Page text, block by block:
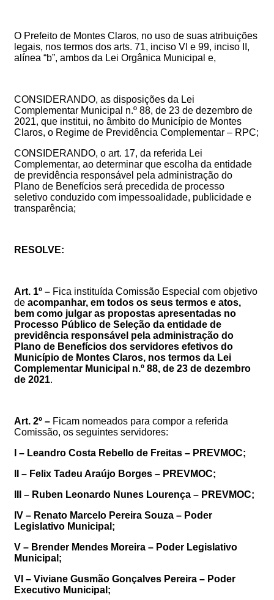
O Prefeito de Montes Claros, no uso de suas atribuições
legais, nos termos dos arts. 71, inciso VI e 99, inciso II,
alínea “b”, ambos da Lei Orgânica Municipal e,
CONSIDERANDO, as disposições da Lei
Complementar Municipal n.º 88, de 23 de dezembro de
2021, que institui, no âmbito do Município de Montes
Claros, o Regime de Previdência Complementar – RPC;
CONSIDERANDO, o art. 17, da referida Lei
Complementar, ao determinar que escolha da entidade
de previdência responsável pela administração do
Plano de Benefícios será precedida de processo
seletivo conduzido com impessoalidade, publicidade e
transparência;
RESOLVE:
Art. 1º – Fica instituída Comissão Especial com objetivo
de acompanhar, em todos os seus termos e atos,
bem como julgar as propostas apresentadas no
Processo Público de Seleção da entidade de
previdência responsável pela administração do
Plano de Benefícios dos servidores efetivos do
Município de Montes Claros, nos termos da Lei
Complementar Municipal n.º 88, de 23 de dezembro
de 2021.
Art. 2º – Ficam nomeados para compor a referida
Comissão, os seguintes servidores:
I – Leandro Costa Rebello de Freitas – PREVMOC;
II – Felix Tadeu Araújo Borges – PREVMOC;
III – Ruben Leonardo Nunes Lourença – PREVMOC;
IV – Renato Marcelo Pereira Souza – Poder
Legislativo Municipal;
V – Brender Mendes Moreira – Poder Legislativo
Municipal;
VI – Viviane Gusmão Gonçalves Pereira – Poder
Executivo Municipal;